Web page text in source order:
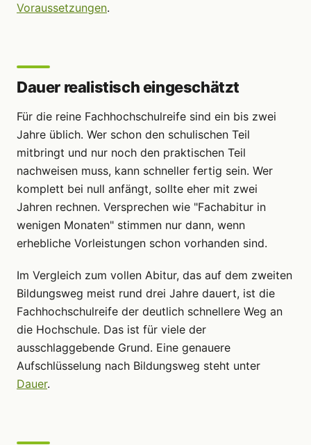
Voraussetzungen.
Dauer realistisch eingeschätzt
Für die reine Fachhochschulreife sind ein bis zwei
Jahre üblich. Wer schon den schulischen Teil
mitbringt und nur noch den praktischen Teil
nachweisen muss, kann schneller fertig sein. Wer
komplett bei null anfängt, sollte eher mit zwei
Jahren rechnen. Versprechen wie "Fachabitur in
wenigen Monaten" stimmen nur dann, wenn
erhebliche Vorleistungen schon vorhanden sind.
Im Vergleich zum vollen Abitur, das auf dem zweiten
Bildungsweg meist rund drei Jahre dauert, ist die
Fachhochschulreife der deutlich schnellere Weg an
die Hochschule. Das ist für viele der
ausschlaggebende Grund. Eine genauere
Aufschlüsselung nach Bildungsweg steht unter
Dauer.